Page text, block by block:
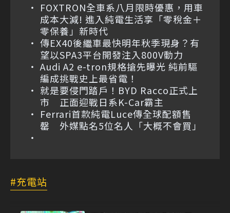
FOXTRON全車系八月限時優惠，用車
成本大減! 進入純電生活享「零稅金＋
零保養」新時代
傳EX40後繼車最快明年秋季現身？有
望以SPA3平台開發注入800V動力
Audi A2 e-tron規格搶先曝光 純前驅
編成挑戰史上最省電！
就是要侵門踏戶！BYD Racco正式上
市 正面迎戰日系K-Car霸主
Ferrari首款純電Luce傳全球配額售
罄 外媒點名5位名人「大概不會買」
充電站